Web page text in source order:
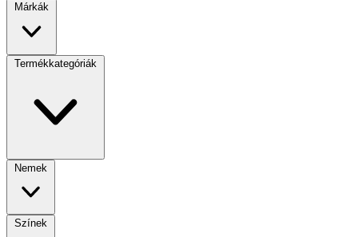
Márkák
Termékkategóriák
Nemek
Színek